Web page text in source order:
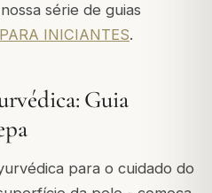
série de guias
INICIANTES.
Guia
para o cuidado do